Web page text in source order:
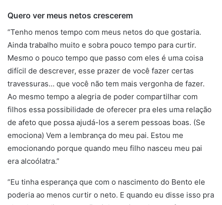
Quero ver meus netos crescerem
“Tenho menos tempo com meus netos do que gostaria.
Ainda trabalho muito e sobra pouco tempo para curtir.
Mesmo o pouco tempo que passo com eles é uma coisa
difícil de descrever, esse prazer de você fazer certas
travessuras… que você não tem mais vergonha de fazer.
Ao mesmo tempo a alegria de poder compartilhar com
filhos essa possibilidade de oferecer pra eles uma relação
de afeto que possa ajudá-los a serem pessoas boas. (Se
emociona) Vem a lembrança do meu pai. Estou me
emocionando porque quando meu filho nasceu meu pai
era alcoólatra.”
“Eu tinha esperança que com o nascimento do Bento ele
poderia ao menos curtir o neto. E quando eu disse isso pra